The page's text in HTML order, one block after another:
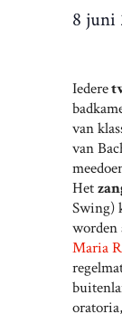
8 juni
Iedere
van
van
Het
Swing)
worden
Maria